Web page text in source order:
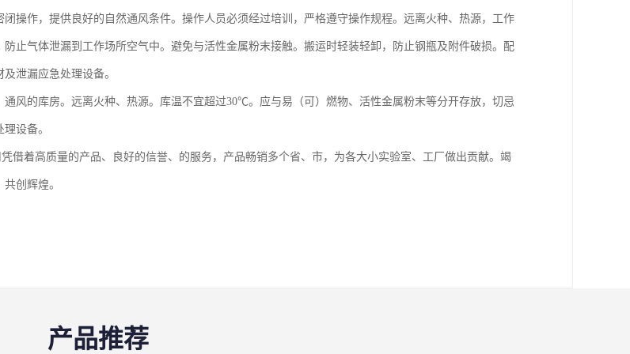
操作，提供良好的自然通风条件。操作人员必须经过培训，严格遵守操作规程。远离火种、热源，工作
止气体泄漏到工作场所空气中。避免与活性金属粉末接触。搬运时轻装轻卸，防止钢瓶及附件破损。配
泄漏应急处理设备。
通风的库房。远离火种、热源。库温不宜超过30℃。应与易（可）燃物、活性金属粉末等分开存放，切忌
设备。
借着高质量的产品、良好的信誉、的服务，产品畅销多个省、市，为各大小实验室、工厂做出贡献。竭
创辉煌。
产品推荐